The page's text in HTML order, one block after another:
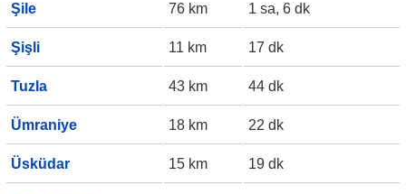
Şile 76 km 1 sa, 6 dk
Şişli 11 km 17 dk
Tuzla 43 km 44 dk
Ümraniye 18 km 22 dk
Üsküdar 15 km 19 dk